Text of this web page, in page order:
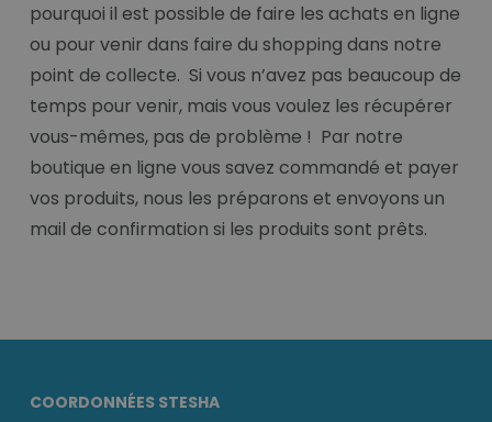
pourquoi il est possible de faire les achats en ligne
ou pour venir dans faire du shopping dans notre
point de collecte. Si vous n’avez pas beaucoup de
temps pour venir, mais vous voulez les récupérer
vous-mêmes, pas de problème ! Par notre
boutique en ligne vous savez commandé et payer
vos produits, nous les préparons et envoyons un
mail de confirmation si les produits sont prêts.
COORDONNÉES STESHA